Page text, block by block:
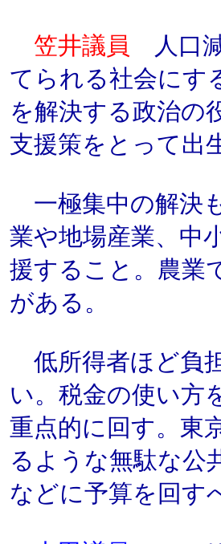
笠井議員
人口
てられる社会にす
を解決する政治の
支援策をとって出
一極集中の解決
業や地場産業、中
援すること。農業
がある。
低所得者ほど負
い。税金の使い方
重点的に回す。東
るような無駄な公
などに予算を回す